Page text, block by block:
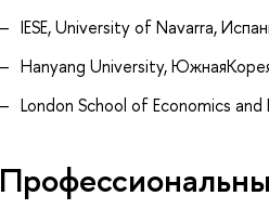
IESE, University of Navarra,
Hanyang University,
London School of Economics and